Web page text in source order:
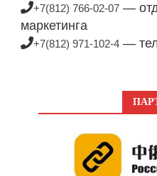
+7(812) 766-02-07 —
маркетинга
+7(812) 971-102-4 —